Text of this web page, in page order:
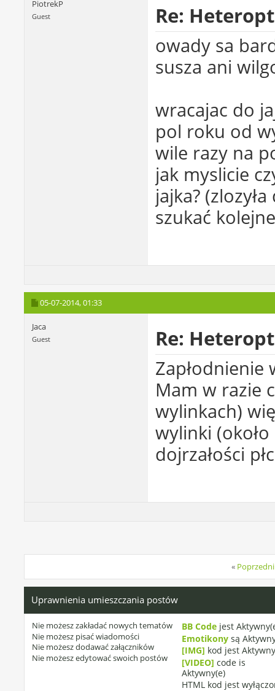
PiotrekP
Guest Re:
owady sa
susza ani
wracajac do
pol roku od
wile razy na
jak myslicie
jajka?
szukać
05-07-2014,01:33
Jaca
Guest Re:
Zapłodnienie
Mam w razie
wylinkach)
wylinki
dojrzałości
«
Uprawnienia umieszczania postów
Nie możeszzakładać nowych tematów
Nie możesz pisać wiadomości
Nie możeszdodawać załączników
Nie możeszedytować swoich postów
BB Codejest
Emotikonysą
[IMG] kod jest
[VIDEO] code is
Aktywny(e)
HTML kod jest